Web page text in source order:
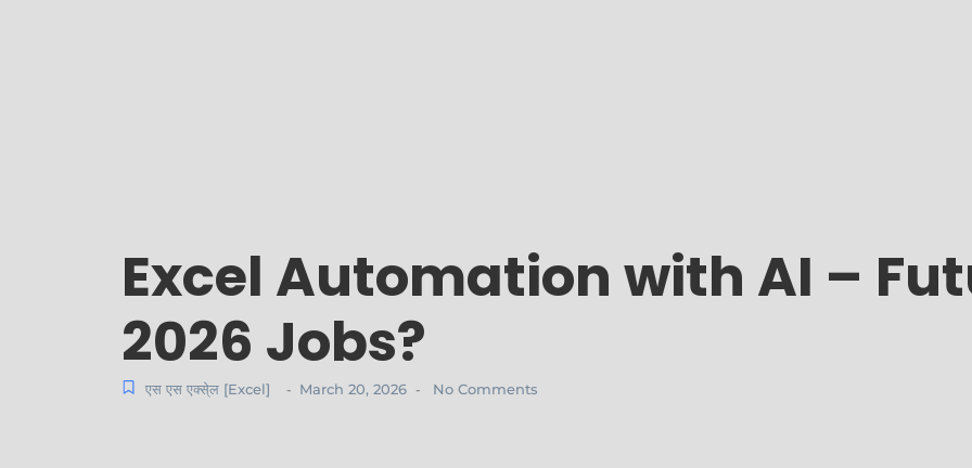
Excel Automation with AI –
2026 Jobs?
एस एस एक्से्ल [Excel] - March 20, 2026 - No Comments